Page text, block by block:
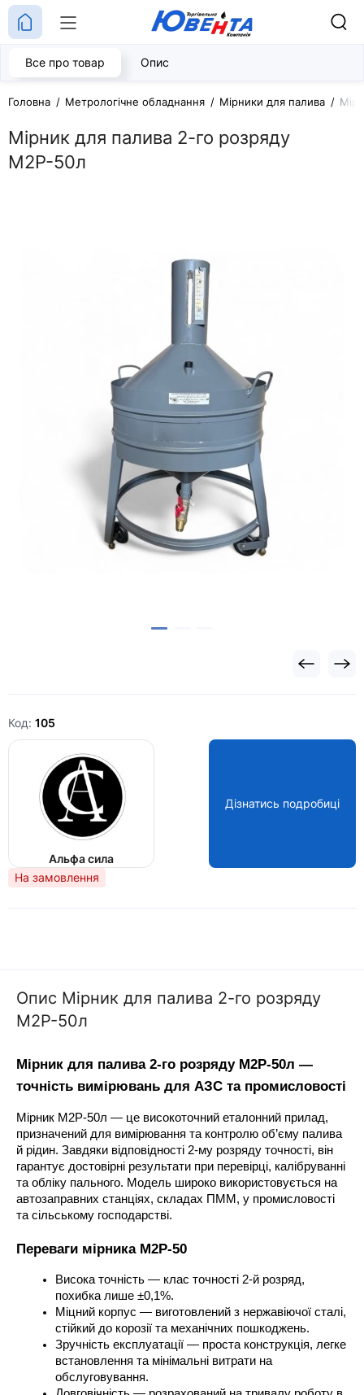
Головна Метрологічне обладнання Мірники для палива
Мірник для палива 2-го розряду
М2Р-50л
Все про товар Опис
Код: 105
Альфа сила
Дізнатись подробиці
На замовлення
Опис Мірник для палива 2-го розряду
М2Р-50л
Мірник для палива 2-го розряду М2Р-50л —
точність вимірювань для АЗС та промисловості
Мірник М2Р-50л — це високоточний еталонний прилад,
призначений для вимірювання та контролю об’єму палива
й рідин. Завдяки відповідності 2-му розряду точності, він
гарантує достовірні результати при перевірці, калібруванні
та обліку пального. Модель широко використовується на
автозаправних станціях, складах ПММ, у промисловості
та сільському господарстві.
Переваги мірника М2Р-50
Висока точність — клас точності 2-й розряд,
похибка лише ±0,1%.
Міцний корпус — виготовлений з нержавіючої сталі,
стійкий до корозії та механічних пошкоджень.
Зручність експлуатації — проста конструкція, легке
встановлення та мінімальні витрати на
обслуговування.